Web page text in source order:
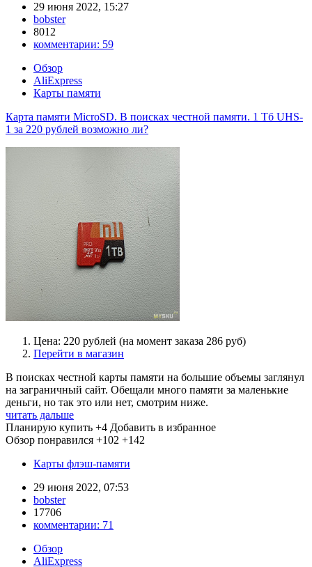
29 июня 2022, 15:27
bobster
8012
комментарии: 59
Обзор
AliExpress
Карты памяти
Карта памяти MicroSD. В поисках честной памяти. 1 Тб UHS-
1 за 220 рублей возможно ли?
Цена: 220 рублей (на момент заказа 286 руб)
Перейти в магазин
В поисках честной карты памяти на большие объемы заглянул
на заграничный сайт. Обещали много памяти за маленькие
деньги, но так это или нет, смотрим ниже.
читать дальше
Планирую купить +4 Добавить в избранное
Обзор понравился +102 +142
Карты флэш-памяти
29 июня 2022, 07:53
bobster
17706
комментарии: 71
Обзор
AliExpress